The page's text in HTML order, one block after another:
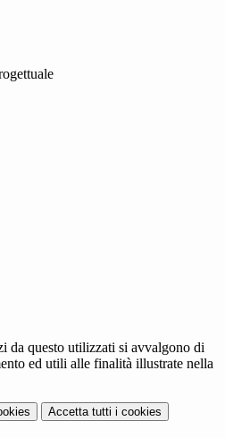
da questo utilizzati si avvalgono di
ed utili alle finalità illustrate nella
Accetta tutti i cookies